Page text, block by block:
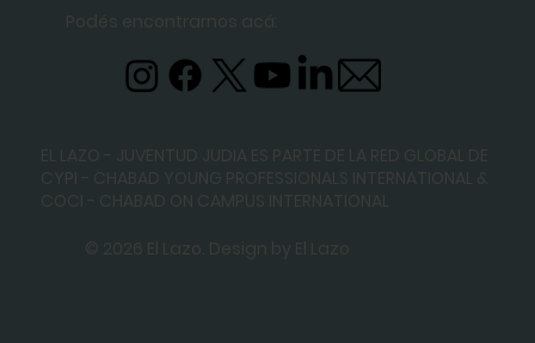
Podés encontrarnos acá:
© 2026 El Lazo. Design by El Lazo
EL LAZO - JUVENTUD JUDIA ES PARTE DE LA RED GLOBAL DE
CYPI - CHABAD YOUNG PROFESSIONALS INTERNATIONAL &
COCI - CHABAD ON CAMPUS INTERNATIONAL